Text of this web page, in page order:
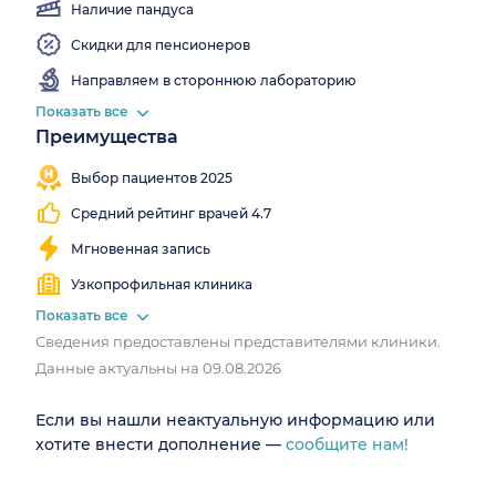
Наличие пандуса
Скидки для пенсионеров
Направляем в стороннюю лабораторию
Показать все
Преимущества
Выбор пациентов 2025
Средний рейтинг врачей 4.7
Мгновенная запись
Узкопрофильная клиника
Близко
метро
Работаем
выходные
Показать все
Сведения предоставлены представителями клиники.
Данные актуальны на 09.08.2026
Если вы нашли неактуальную информацию или
хотите внести дополнение — сообщите нам!